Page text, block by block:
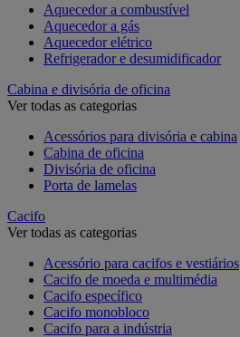
Aquecedor a combustível
Aquecedor a gás
Aquecedor elétrico
Refrigerador e desumidificador
Cabina e divisória de oficina
Ver todas as categorias
Acessórios para divisória e cabina
Cabina de oficina
Divisória de oficina
Porta de lamelas
Cacifo
Ver todas as categorias
Acessório para cacifos e vestiários
Cacifo de moeda e multimédia
Cacifo específico
Cacifo monobloco
Cacifo para a indústria